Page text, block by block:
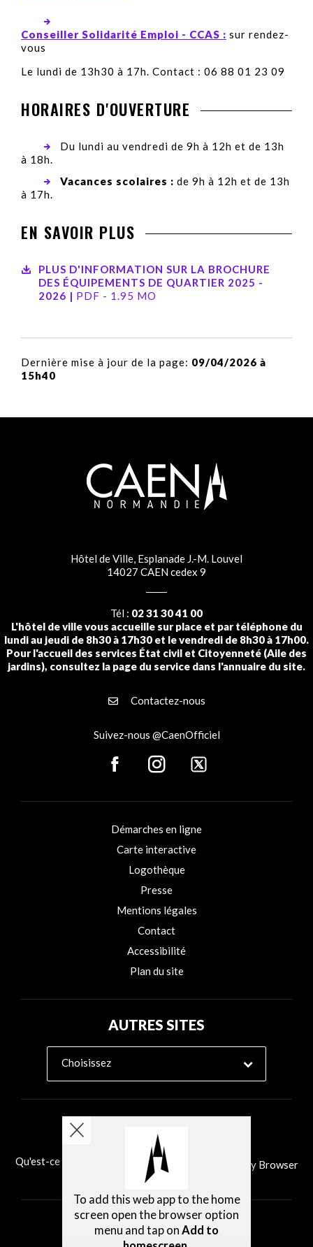
Conseiller Solidarité Emploi - CCAS : sur rendez-
vous
Le lundi de 13h30 à 17h. Contact : 06 88 01 23 09
HORAIRES D'OUVERTURE
Du lundi au vendredi de 9h à 12h et de 13h
à 18h.
Vacances scolaires : de 9h à 12h et de 13h
à 17h.
EN SAVOIR PLUS
PLUS D'INFORMATION SUR LA BROCHURE
DES ÉQUIPEMENTS DE QUARTIER 2025 -
2026 | PDF - 1.95 MO
Dernière mise à jour de la page: 09/04/2026 à
15h40
Hôtel de Ville, Esplanade J.-M. Louvel
14027 CAEN cedex 9
Tél : 02 31 30 41 00
L'hôtel de ville vous accueille sur place et par téléphone du
lundi au jeudi de 8h30 à 17h30 et le vendredi de 8h30 à 17h00.
Pour l'accueil des services État civil et Citoyenneté (Aile des
jardins), consultez la page du service dans l'annuaire du site.
Contactez-nous
Suivez-nous @CaenOfficiel
Démarches en ligne
Carte interactive
Logothèque
Presse
Mentions légales
Contact
Accessibilité
Plan du site
AUTRES SITES
Choisissez
Qu'est-ce que Ability Browser? Installer Ability Browser
To add this web app to the home
screen open the browser option
menu and tap on Add to